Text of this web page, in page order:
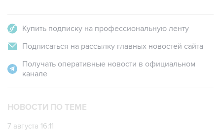
Купить подписку на профессиональную ленту
Подписаться на рассылку главных новостей сайта
Получать оперативные новости в официальном
канале
НОВОСТИ ПО ТЕМЕ
7 августа 16:11